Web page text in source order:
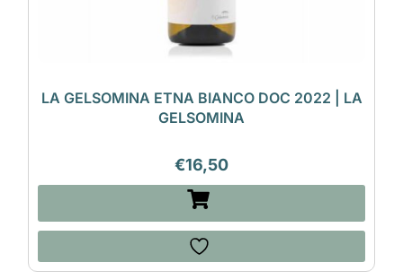
LA GELSOMINA ETNA BIANCO DOC 2022 | LA
GELSOMINA
€16,50